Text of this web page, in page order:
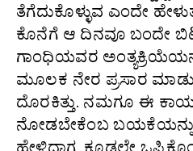
ತೆಗೆದುಕೊಳ್ಳುವ ಎಂದೇ
ಕೊನೆಗೆ ಆ ದಿನವೂ ಬಂದೇ
ಗಾಂಧಿಯವರ
ಮೂಲಕ ನೇರ ಪ್ರಸಾರ
ದೊರಕಿತ್ತು. ನಮಗೂ ಈ
ನೋಡಬೇಕೆಂಬ